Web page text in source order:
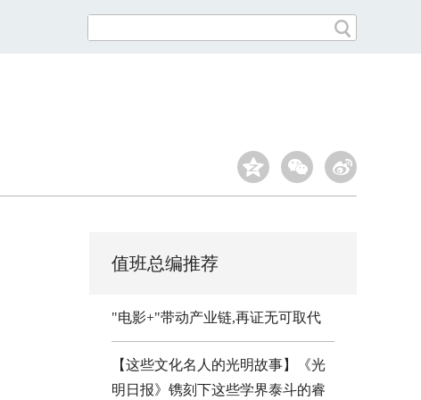
值班总编推荐
"电影+"带动产业链,再证无可取代
【这些文化名人的光明故事】《光
明日报》镌刻下这些学界泰斗的睿